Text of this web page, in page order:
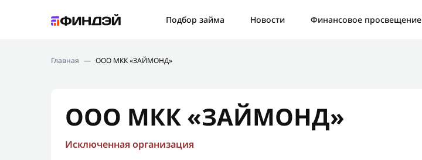
Подбор займа Новости
Финансовое просвещение
Новости
Главная — ООО МКК «ЗАЙМОНД»
ООО МКК «ЗАЙМОНД»
Исключенная организация
Ошибка: Контактная форма не найдена.